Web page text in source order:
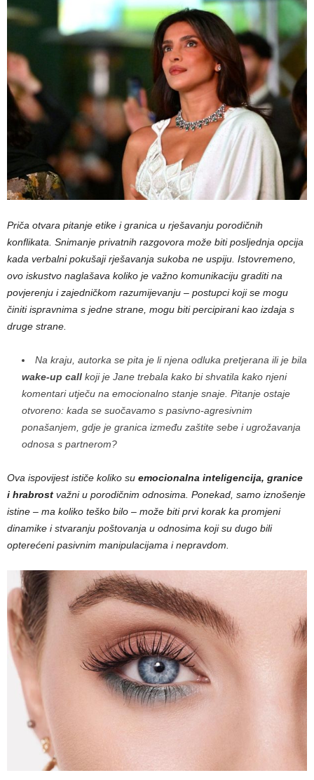
Priča otvara pitanje etike i granica u rješavanju porodičnih
konflikata. Snimanje privatnih razgovora može biti posljednja opcija
kada verbalni pokušaji rješavanja sukoba ne uspiju. Istovremeno,
ovo iskustvo naglašava koliko je važno komunikaciju graditi na
povjerenju i zajedničkom razumijevanju – postupci koji se mogu
činiti ispravnima s jedne strane, mogu biti percipirani kao izdaja s
druge strane.
Na kraju, autorka se pita je li njena odluka pretjerana ili je bila
wake-up call koji je Jane trebala kako bi shvatila kako njeni
komentari utječu na emocionalno stanje snaje. Pitanje ostaje
otvoreno: kada se suočavamo s pasivno-agresivnim
ponašanjem, gdje je granica između zaštite sebe i ugrožavanja
odnosa s partnerom?
Ova ispovijest ističe koliko su emocionalna inteligencija, granice
i hrabrost važni u porodičnim odnosima. Ponekad, samo iznošenje
istine – ma koliko teško bilo – može biti prvi korak ka promjeni
dinamike i stvaranju poštovanja u odnosima koji su dugo bili
opterećeni pasivnim manipulacijama i nepravdom.